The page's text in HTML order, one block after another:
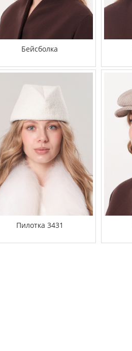
Бейсболка
Пилотка 3431